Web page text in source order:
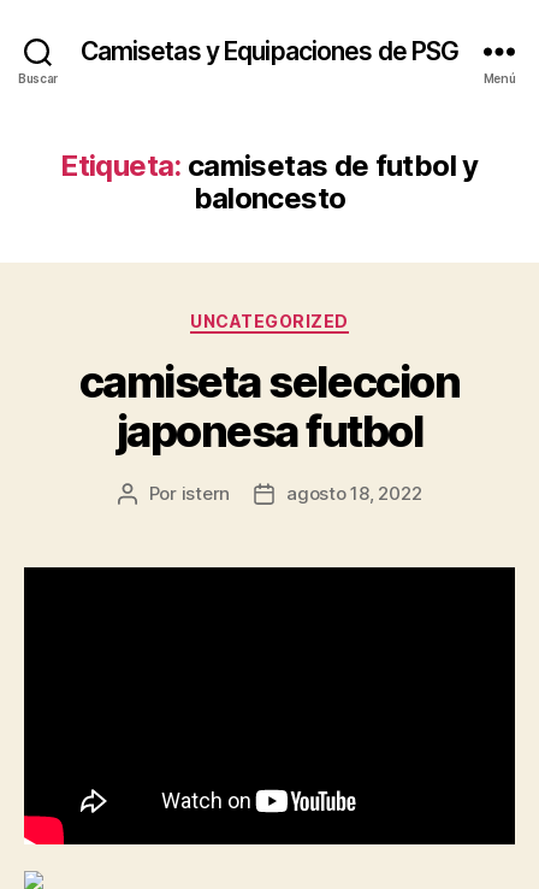
Buscar
Camisetas y Equipaciones de PSG
Menú
Etiqueta: camisetas de futbol y
baloncesto
Categorías
UNCATEGORIZED
camiseta seleccion
japonesa futbol
Autor
entrada
Por istern
Fecha
entrada
agosto 18, 2022